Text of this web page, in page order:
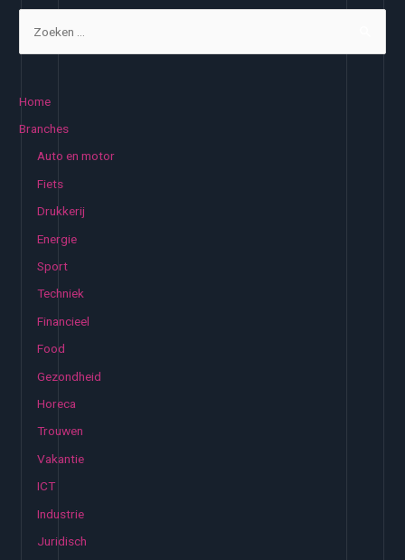
Home
Branches
Auto en motor
Fiets
Drukkerij
Energie
Sport
Techniek
Financieel
Food
Gezondheid
Horeca
Trouwen
Vakantie
ICT
Industrie
Juridisch